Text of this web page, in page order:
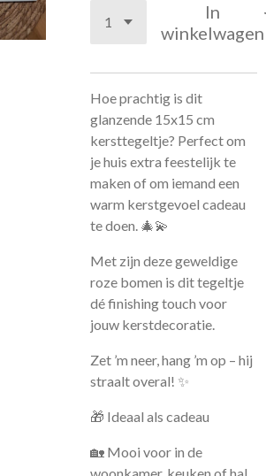
In
winkelwagen
Hoe prachtig is dit
glanzende 15x15 cm
kersttegeltje? Perfect om
je huis extra feestelijk te
maken of om iemand een
warm kerstgevoel cadeau
te doen. 🎄💫
Met zijn deze geweldige
roze bomen is dit tegeltje
dé finishing touch voor
jouw kerstdecoratie.
Zet ’m neer, hang ’m op – hij
straalt overal! ✨
🎁 Ideaal als cadeau
🏡 Mooi voor in de